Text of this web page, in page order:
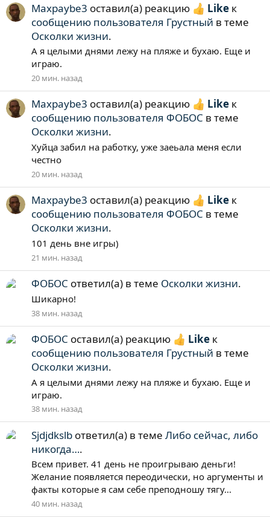
Maxpaybe3 оставил(а) реакцию Like к
сообщению пользователя Грустный в теме
Осколки жизни.
А я целыми днями лежу на пляже и бухаю. Еще и
играю.
20 мин. назад
Maxpaybe3 оставил(а) реакцию Like к
сообщению пользователя ФОБОС в теме
Осколки жизни.
Xуйца забил на работку, уже заеьала меня если
честно
20 мин. назад
Maxpaybe3 оставил(а) реакцию Like к
сообщению пользователя ФОБОС в теме
Осколки жизни.
101 день вне игры)
21 мин. назад
ФОБОС ответил(а) в теме Осколки жизни.
Шикарно!
38 мин. назад
ФОБОС оставил(а) реакцию Like к
сообщению пользователя Грустный в теме
Осколки жизни.
А я целыми днями лежу на пляже и бухаю. Еще и
играю.
38 мин. назад
Sjdjdkslb ответил(а) в теме Либо сейчас, либо
никогда….
Всем привет. 41 день не проигрываю деньги!
Желание появляется переодически, но аргументы и
факты которые я сам себе преподношу тягу...
40 мин. назад